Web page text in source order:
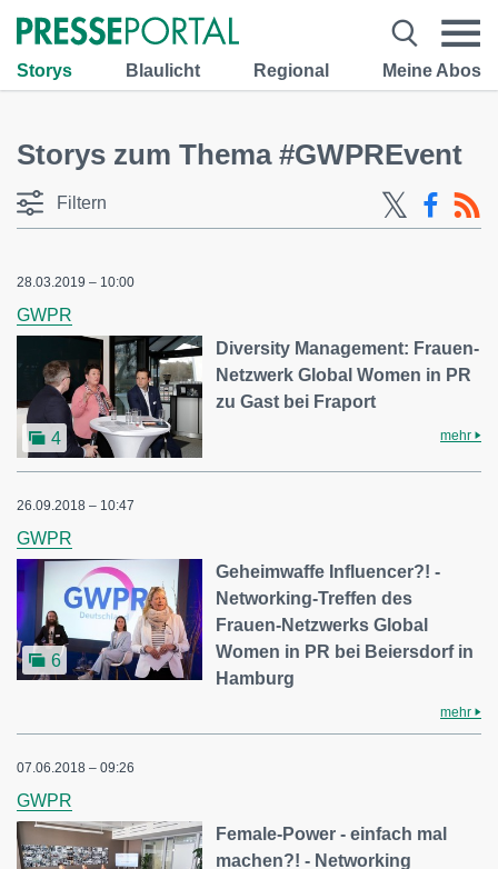
Storys Blaulicht Regional Meine Abos
Storys zum Thema #GWPREvent
Filtern
28.03.2019 – 10:00
GWPR
4
Diversity Management: Frauen-
Netzwerk Global Women in PR
zu Gast bei Fraport
mehr
26.09.2018 – 10:47
GWPR
6
Geheimwaffe Influencer?! -
Networking-Treffen des
Frauen-Netzwerks Global
Women in PR bei Beiersdorf in
Hamburg
mehr
07.06.2018 – 09:26
GWPR
Female-Power - einfach mal
machen?! - Networking